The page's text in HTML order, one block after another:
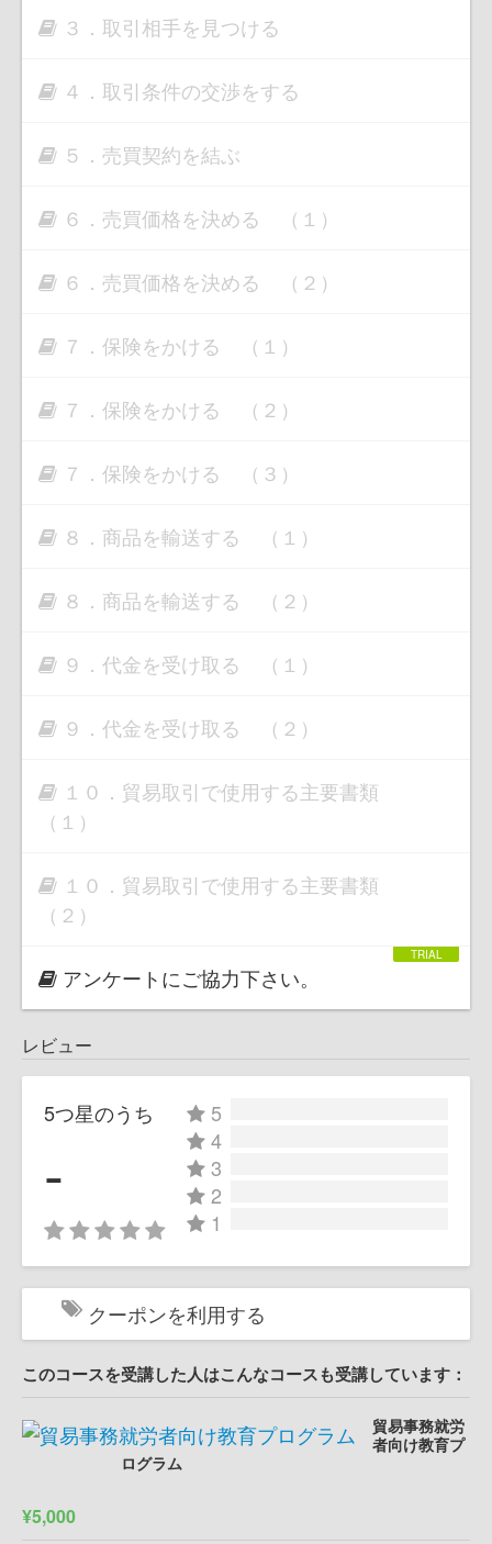
３．取引相手を見つける
４．取引条件の交渉をする
５．売買契約を結ぶ
６．売買価格を決める （１）
６．売買価格を決める （２）
７．保険をかける （１）
７．保険をかける （２）
７．保険をかける （３）
８．商品を輸送する （１）
８．商品を輸送する （２）
９．代金を受け取る （１）
９．代金を受け取る （２）
１０．貿易取引で使用する主要書類
（１）
１０．貿易取引で使用する主要書類
（２）
アンケートにご協力下さい。
レビュー
5つ星のうち
-
5
4
3
2
1
クーポンを利用する
このコースを受講した人はこんなコースも受講しています：
貿易事務就労
者向け教育プ
ログラム
¥5,000